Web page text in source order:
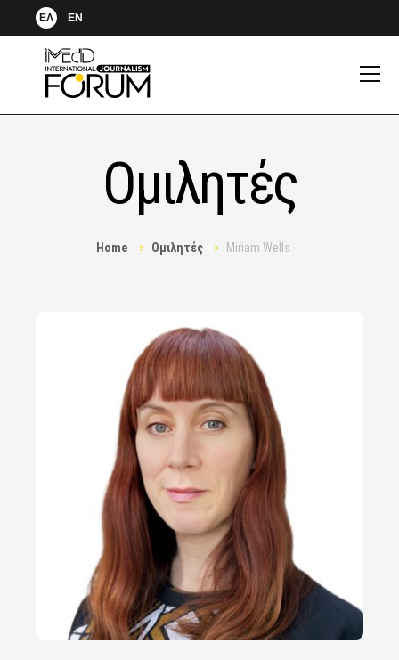
ΕΛ EN
Ομιλητές
Home Ομιλητές Miriam Wells